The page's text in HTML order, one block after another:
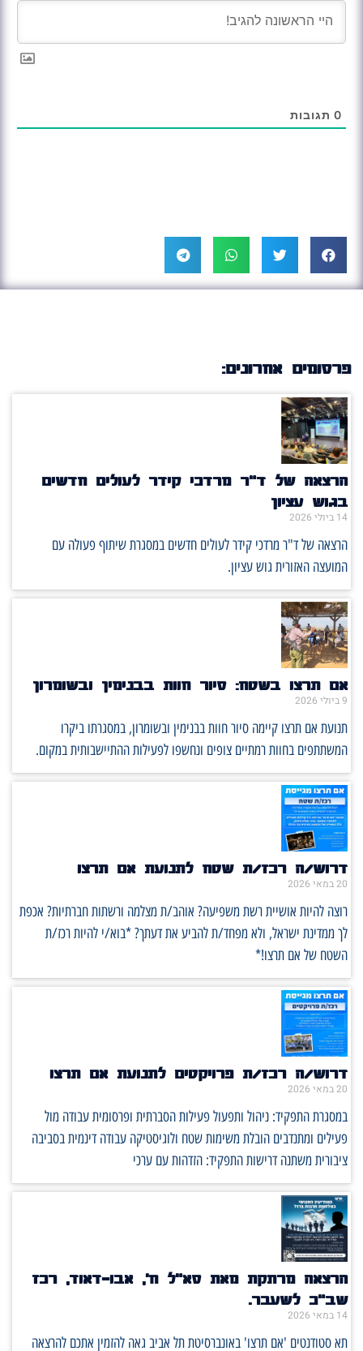
0 תגובות
פרסומים אחרונים:
הרצאה של ד"ר מרדכי קידר לעולים חדשים
בגוש עציון
14 ביולי 2026
הרצאה של ד"ר מרדכי קידר לעולים חדשים במסגרת שיתוף פעולה עם
המועצה האזורית גוש עציון.
אם תרצו בשטח: סיור חוות בבנימין ובשומרון
9 ביולי 2026
תנועת אם תרצו קיימה סיור חוות בבנימין ובשומרון, במסגרתו ביקרו
המשתתפים בחוות רמתיים צופים ונחשפו לפעילות ההתיישבותית במקום.
דרוש/ה רכז/ת שטח לתנועת אם תרצו
20 במאי 2026
רוצה להיות אושיית רשת משפיעה? אוהב/ת מצלמה ורשתות חברתיות? אכפת
לך ממדינת ישראל, ולא מפחד/ת להביע את דעתך? *בוא/י להיות רכז/ת
השטח של אם תרצו!*
דרוש/ה רכז/ת פרויקטים לתנועת אם תרצו
20 במאי 2026
במסגרת התפקיד: ניהול ותפעול פעילות הסברתית ופרסומית עבודה מול
פעילים ומתנדבים הובלת משימות שטח ולוגיסטיקה עבודה דינמית בסביבה
ציבורית משתנה דרישות התפקיד: הזדהות עם ערכי
הרצאה מרתקת מאת סא"ל ח', אבו-דאוד, רכז
שב"כ לשעבר.
14 במאי 2026
תא סטודנטים 'אם תרצו' באונברסיטת תל אביב גאה להזמין אתכם להרצאה